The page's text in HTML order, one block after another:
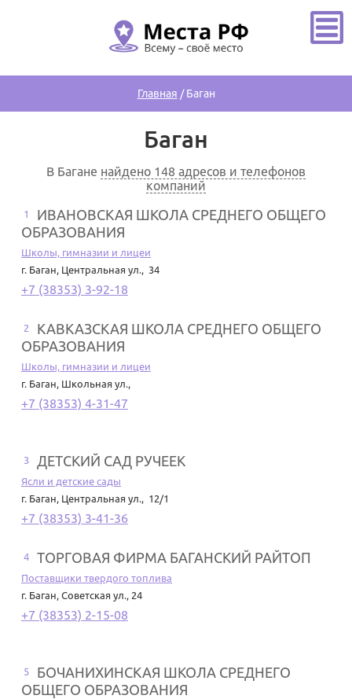
Главная /Баган
Баган
В Багане найдено 148 адресов и телефонов
компаний
1
ИВАНОВСКАЯ ШКОЛА СРЕДНЕГО ОБЩЕГО
ОБРАЗОВАНИЯ
Школы, гимназии и лицеи
г. Баган, Центральная ул., 34
+7 (38353) 3-92-18
2
КАВКАЗСКАЯ ШКОЛА СРЕДНЕГО ОБЩЕГО
ОБРАЗОВАНИЯ
Школы, гимназии и лицеи
г. Баган, Школьная ул.,
+7 (38353) 4-31-47
3 ДЕТСКИЙ САД РУЧЕЕК
Ясли и детские сады
г. Баган, Центральная ул., 12/1
+7 (38353) 3-41-36
4 ТОРГОВАЯ ФИРМА БАГАНСКИЙ РАЙТОП
Поставщики твердого топлива
г. Баган, Советская ул., 24
+7 (38353) 2-15-08
5
БОЧАНИХИНСКАЯ ШКОЛА СРЕДНЕГО
ОБЩЕГО ОБРАЗОВАНИЯ